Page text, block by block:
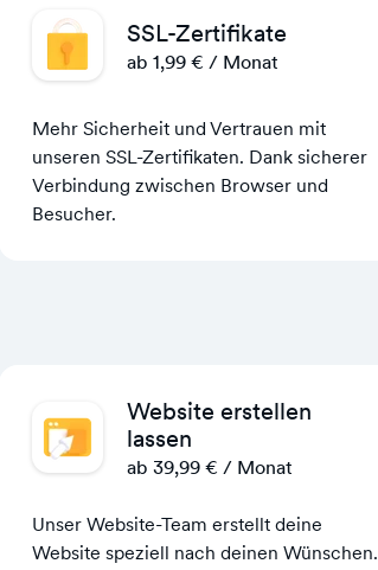
SSL-Zertifikate
ab 1,99 € / Monat
Mehr Sicherheit und Vertrauen mit
unseren SSL-Zertifikaten. Dank sicherer
Verbindung zwischen Browser und
Besucher.
Website erstellen
lassen
ab 39,99 € / Monat
Unser Website-Team erstellt deine
Website speziell nach deinen Wünschen.